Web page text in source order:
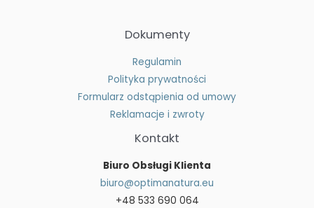
Dokumenty
Regulamin
Polityka prywatności
Formularz odstąpienia od umowy
Reklamacje i zwroty
Kontakt
Biuro Obsługi Klienta
biuro@optimanatura.eu
+48 533 690 064